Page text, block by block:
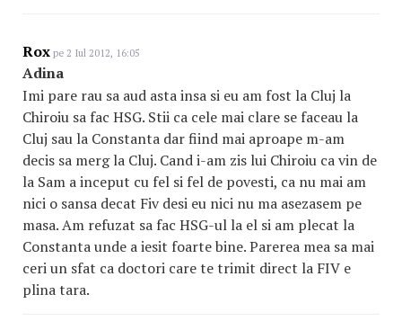
Rox pe 2 Iul 2012, 16:05
Adina
Imi pare rau sa aud asta insa si eu am fost la Cluj la
Chiroiu sa fac HSG. Stii ca cele mai clare se faceau la
Cluj sau la Constanta dar fiind mai aproape m-am
decis sa merg la Cluj. Cand i-am zis lui Chiroiu ca vin de
la Sam a inceput cu fel si fel de povesti, ca nu mai am
nici o sansa decat Fiv desi eu nici nu ma asezasem pe
masa. Am refuzat sa fac HSG-ul la el si am plecat la
Constanta unde a iesit foarte bine. Parerea mea sa mai
ceri un sfat ca doctori care te trimit direct la FIV e
plina tara.